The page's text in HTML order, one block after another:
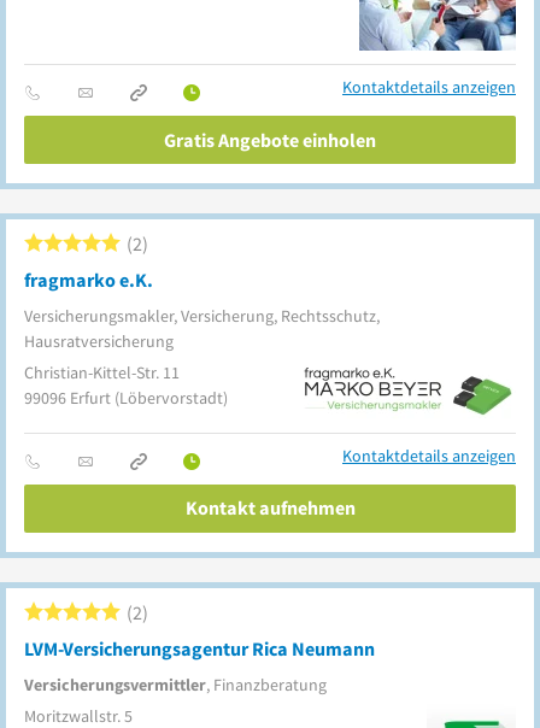
Kontaktdetails anzeigen
Gratis Angebote einholen
fragmarko e.K.
Versicherungsmakler, Versicherung, Rechtsschutz,
Hausratversicherung
2
Christian-Kittel-Str. 11
99096 Erfurt (Löbervorstadt)
Kontaktdetails anzeigen
Kontakt aufnehmen
LVM-Versicherungsagentur Rica Neumann
Versicherungsvermittler, Finanzberatung
2
Moritzwallstr. 5